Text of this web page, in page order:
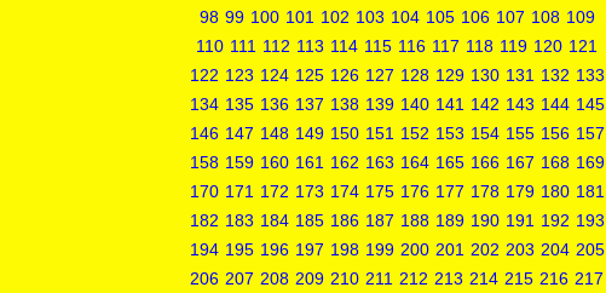
98 99 100 101 102 103 104 105 106 107 108 109
110 111 112 113 114 115 116 117 118 119 120 121
122 123 124 125 126 127 128 129 130 131 132 133
134 135 136 137 138 139 140 141 142 143 144 145
146 147 148 149 150 151 152 153 154 155 156 157
158 159 160 161 162 163 164 165 166 167 168 169
170 171 172 173 174 175 176 177 178 179 180 181
182 183 184 185 186 187 188 189 190 191 192 193
194 195 196 197 198 199 200 201 202 203 204 205
206 207 208 209 210 211 212 213 214 215 216 217